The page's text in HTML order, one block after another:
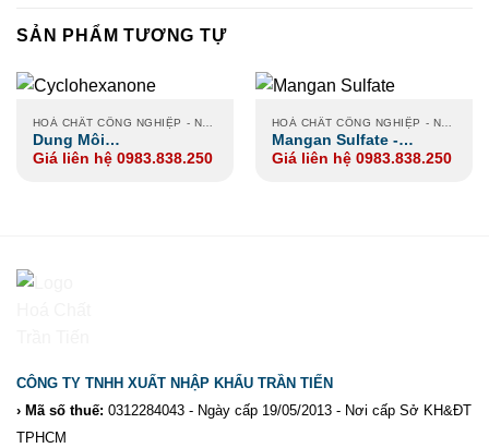
SẢN PHẨM TƯƠNG TỰ
Dung Môi
Cyclohexanone
Giá liên hệ 0983.838.250
Mangan Sulfate -
Manganese Sulphate
Giá liên hệ 0983.838.250
CÔNG TY TNHH XUẤT NHẬP KHẨU TRẦN TIẾN
› Mã số thuế: 0312284043 - Ngày cấp 19/05/2013 - Nơi cấp Sở KH&ĐT
TPHCM